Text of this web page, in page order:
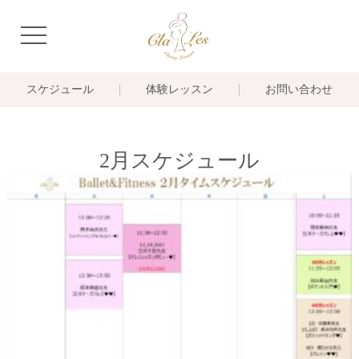
navigation
スケジュール 体験レッスン お問い合わせ
2月スケジュール